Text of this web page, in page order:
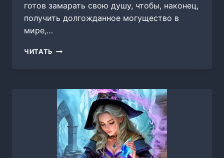
готов замарать свою душу, чтобы, наконец,
получить долгожданное могущество в
мире,…
ЧИТАТЬ ПРОКЛЯТЫЙ
ИВАН
ГОРШКОВ